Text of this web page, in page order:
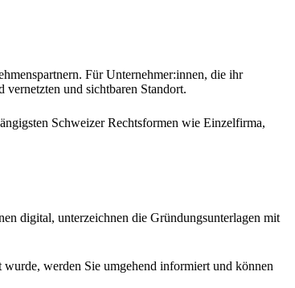
Für Unternehmer:innen, die ihr
und sichtbaren Standort.
Schweizer Rechtsformen wie Einzelfirma,
digital, unterzeichnen die Gründungsunterlagen mit
werden Sie umgehend informiert und können